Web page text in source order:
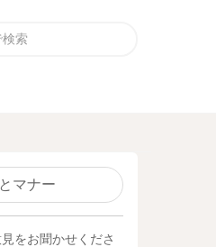
マナー
をお聞かせくださ